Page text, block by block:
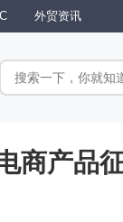
外贸资讯
商产品